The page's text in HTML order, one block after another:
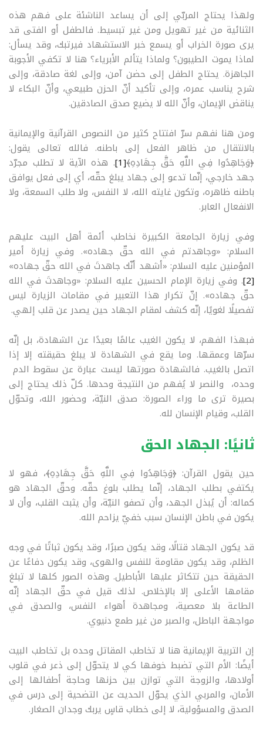
ولهذا يحتاج المربّي إلى أن يساعد الناشئة على فهم هذه
الثنائية من غير تهويل ومن غير تبسيط. فالطفل أو الفتى قد
يرى صورة الخراب أو يسمع خبر الاستشهاد فيرتبك، وقد يسأل:
لماذا يموت الطيبون؟ ولماذا يتألم الأبرياء؟ هنا لا تكفي الأجوبة
الجاهزة. يحتاج الطفل إلى حضن آمن، وإلى لغة صادقة، وإلى
شرح يناسب عمره، وإلى تأكيد أنّ الحزن طبيعي، وأنّ البكاء لا
يناقض الإيمان، وأنّ الله لا يضيع صدق الصادقين.
ومن هنا نفهم سرّ افتتاح كثير من النصوص القرآنية والإيمانية
بالانتقال من ظاهر الفعل إلى باطنه. فالله تعالى يقول:
﴿وَجَاهِدُوا فِي اللَّهِ حَقَّ جِهَادِهِ﴾[1] . هذه الآية لا تطلب مجرّد
جهد خارجي، إنّما تدعو إلى جهاد يبلغ حقّه، أي إلى فعل يوافق
باطنه ظاهره، وتكون غايته الله، لا النفس، ولا طلب السمعة، ولا
الانفعال العابر.
وفي زيارة الجامعة الكبيرة نخاطب أئمة أهل البيت عليهم
السلام: «وجاهدتم في الله حقّ جهاده». وفي زيارة أمير
المؤمنين عليه السلام: «أشهد أنّك جاهدتَ في الله حقّ جهاده»
[2] . وفي زيارة الإمام الحسين عليه السلام: «وجاهدتَ في الله
حقّ جهاده». إنّ تكرار هذا التعبير في مقامات الزيارة ليس
تفصيلًا لغويًا، إنّه كشف لمقام الجهاد حين يصدر عن قلب إلهي.
فبهذا الفهم، لا يكون الغيب عالمًا بعيدًا عن الشهادة، بل إنّه
سرّها وعمقها. وما يقع في الشهادة لا يبلغ حقيقته إلا إذا
اتصل بالغيب. فالشهادة صورتها ليست عبارة عن سقوط الدم
وحده، والنصر لا يُفهم من النتيجة وحدها. كلّ ذلك يحتاج إلى
بصيرة ترى ما وراء الصورة: صدق النيّة، وحضور الله، وتحوّل
القلب، وقيام الإنسان لله.
ثانيًا: الجهاد الحق
حين يقول القرآن: ﴿وَجَاهِدُوا فِي اللَّهِ حَقَّ جِهَادِهِ﴾، فهو لا
يكتفي بطلب الجهاد، إنّما يطلب بلوغ حقّه. وحقّ الجهاد هو
كماله: أن يُبذل الجهد، وأن تصفو النيّة، وأن يثبت القلب، وأن لا
يكون في باطن الإنسان سبب خفيّ يزاحم الله.
قد يكون الجهاد قتالًا، وقد يكون صبرًا، وقد يكون ثباتًا في وجه
الظلم، وقد يكون مقاومة للنفس والهوى، وقد يكون دفاعًا عن
الحقيقة حين تتكاثر عليها الأباطيل. وهذه الصور كلها لا تبلغ
مقامها الأعلى إلا بالإخلاص. لذلك قيل في حقّ الجهاد إنّه
الطاعة بلا معصية، ومجاهدة أهواء النفس، والصدق في
مواجهة الباطل، والصبر من غير طمع دنيوي.
إن التربية الإيمانية هنا لا تخاطب المقاتل وحده بل تخاطب البيت
أيضًا: الأم التي تضبط خوفها كي لا يتحوّل إلى ذعر في قلوب
أولادها، والزوجة التي توازن بين حزنها وحاجة أطفالها إلى
الأمان، والمربي الذي يحوّل الحديث عن التضحية إلى درس في
الصدق والمسؤولية، لا إلى خطاب قاسٍ يربك وجدان الصغار.